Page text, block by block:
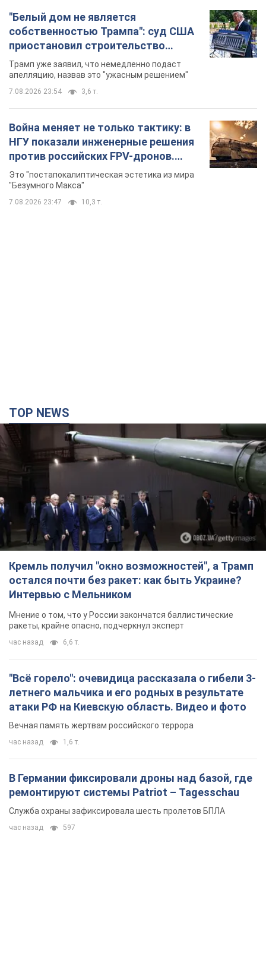
"Белый дом не является
собственностью Трампа": суд США
приостановил строительство
бального зала стоимостью 400 млн
долларов
Трамп уже заявил, что немедленно подаст
апелляцию, назвав это "ужасным решением"
7.08.2026 23:54 3,6 т.
Война меняет не только тактику: в
НГУ показали инженерные решения
против российских FPV-дронов.
Фото
Это "постапокалиптическая эстетика из мира
"Безумного Макса"
7.08.2026 23:47 10,3 т.
TOP NEWS
Кремль получил "окно возможностей", а Трамп
остался почти без ракет: как быть Украине?
Интервью с Мельником
Мнение о том, что у России закончатся баллистические
ракеты, крайне опасно, подчеркнул эксперт
час назад 6,6 т.
"Всё горело": очевидица рассказала о гибели 3-
летнего мальчика и его родных в результате
атаки РФ на Киевскую область. Видео и фото
Вечная память жертвам российского террора
час назад 1,6 т.
В Германии фиксировали дроны над базой, где
ремонтируют системы Patriot – Tagesschau
Служба охраны зафиксировала шесть пролетов БПЛА
час назад 597